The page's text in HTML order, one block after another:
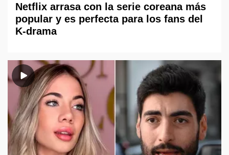
Netflix arrasa con la serie coreana más
popular y es perfecta para los fans del
K-drama